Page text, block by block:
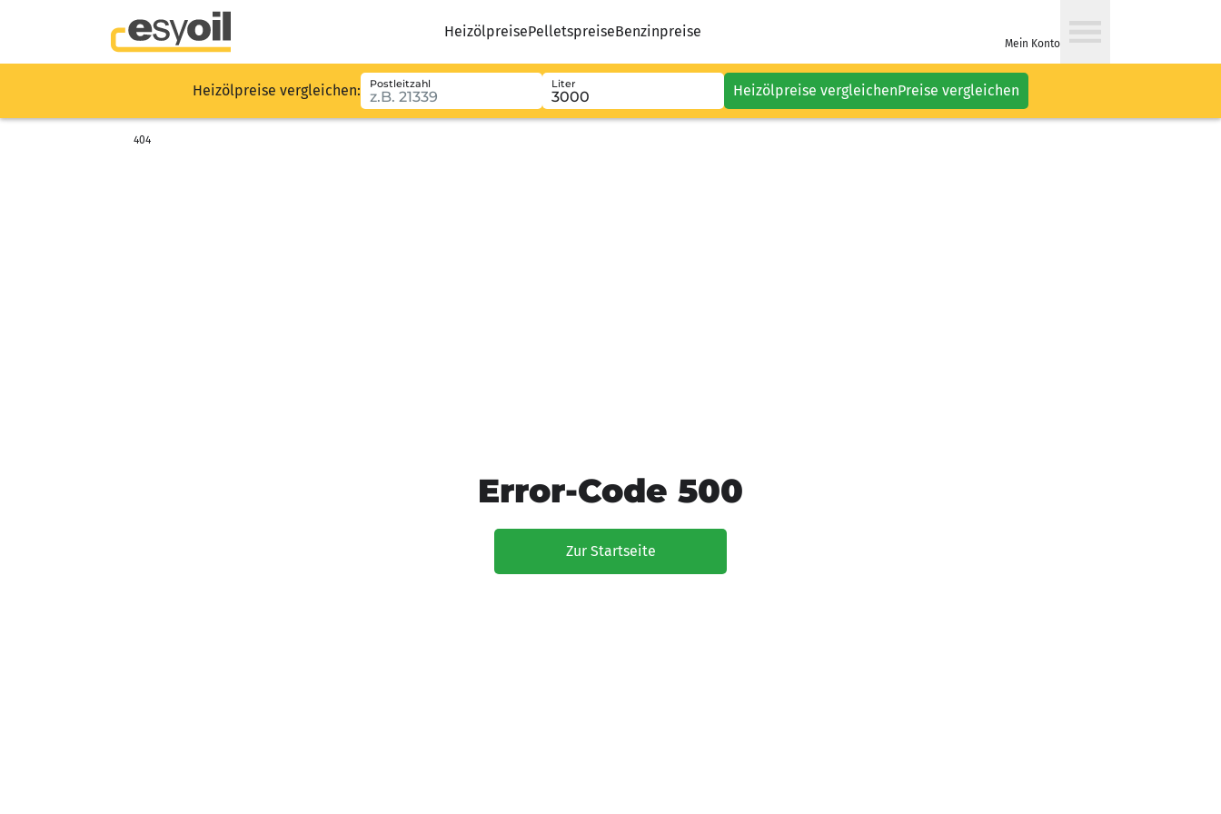
HeizölpreisePelletspreiseBenzinpreise
Mein Konto
Heizölpreise vergleichen: Postleitzahl Liter Heizölpreise vergleichenPreise vergleichen
404
Error-Code 500
Zur Startseite